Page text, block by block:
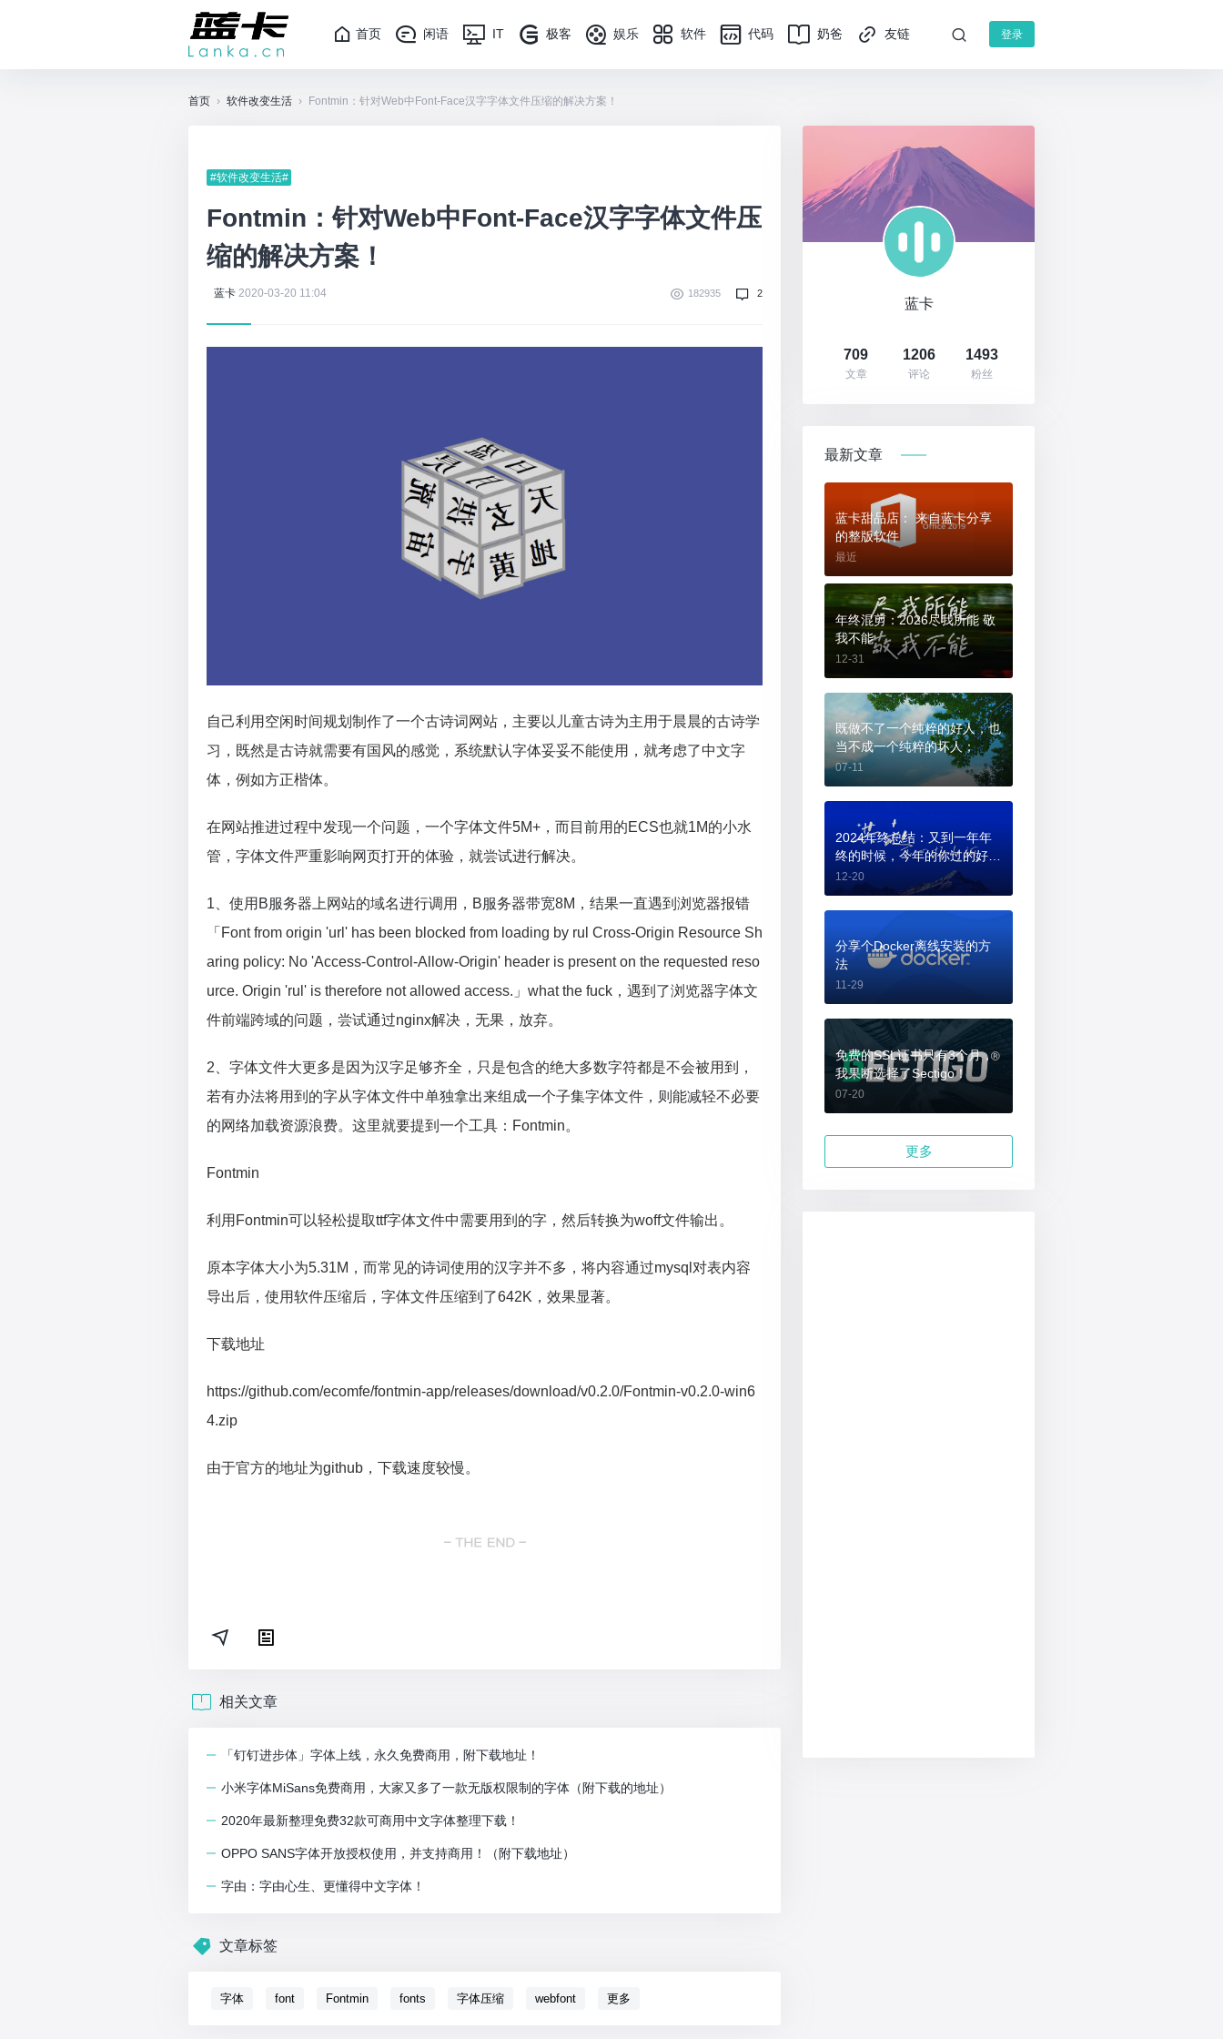
首页 闲语 IT 极客 娱乐 软件 代码 奶爸 友链 登录
首页 › 软件改变生活 › Fontmin：针对Web中Font-Face汉字字体文件压缩的解决方案！
#软件改变生活#
Fontmin：针对Web中Font-Face汉字字体文件压
缩的解决方案！
蓝卡 2020-03-20 11:04 182935 2
自己利用空闲时间规划制作了一个古诗词网站，主要以儿童古诗为主用于晨晨的古诗学
习，既然是古诗就需要有国风的感觉，系统默认字体妥妥不能使用，就考虑了中文字
体，例如方正楷体。
在网站推进过程中发现一个问题，一个字体文件5M+，而目前用的ECS也就1M的小水
管，字体文件严重影响网页打开的体验，就尝试进行解决。
1、使用B服务器上网站的域名进行调用，B服务器带宽8M，结果一直遇到浏览器报错
「Font from origin 'url' has been blocked from loading by rul Cross-Origin Resource Sh
aring policy: No 'Access-Control-Allow-Origin' header is present on the requested reso
urce. Origin 'rul' is therefore not allowed access.」what the fuck，遇到了浏览器字体文
件前端跨域的问题，尝试通过nginx解决，无果，放弃。
2、字体文件大更多是因为汉字足够齐全，只是包含的绝大多数字符都是不会被用到，
若有办法将用到的字从字体文件中单独拿出来组成一个子集字体文件，则能减轻不必要
的网络加载资源浪费。这里就要提到一个工具：Fontmin。
Fontmin
利用Fontmin可以轻松提取ttf字体文件中需要用到的字，然后转换为woff文件输出。
原本字体大小为5.31M，而常见的诗词使用的汉字并不多，将内容通过mysql对表内容
导出后，使用软件压缩后，字体文件压缩到了642K，效果显著。
下载地址
https://github.com/ecomfe/fontmin-app/releases/download/v0.2.0/Fontmin-v0.2.0-win6
4.zip
由于官方的地址为github，下载速度较慢。
相关文章
「钉钉进步体」字体上线，永久免费商用，附下载地址！
小米字体MiSans免费商用，大家又多了一款无版权限制的字体（附下载的地址）
2020年最新整理免费32款可商用中文字体整理下载！
OPPO SANS字体开放授权使用，并支持商用！（附下载地址）
字由：字由心生、更懂得中文字体！
文章标签
字体 font Fontmin fonts 字体压缩 webfont 更多
蓝卡
709
文章
1206
评论
1493
粉丝
最新文章
蓝卡甜品店： 来自蓝卡分享
的整版软件
最近
年终混剪：2026尽我所能 敬
我不能
12-31
既做不了一个纯粹的好人，也
当不成一个纯粹的坏人；
07-11
2024年终总结：又到一年年
终的时候，今年的你过的好
吗？
12-20
分享个Docker离线安装的方
法
11-29
免费的SSL证书只有3个月，
我果断选择了Sectigo！
07-20
更多